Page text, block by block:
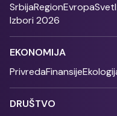
SrbijaRegionEvropaSvet
Izbori 2026
EKONOMIJA
PrivredaFinansije
DRUŠTVO